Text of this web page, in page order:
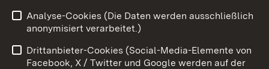
Impressum
Kontakt
Barrierefreiheit
Datenschutz
Analyse-Cookies (Die Daten werden ausschließlich
anonymisiert verarbeitet.)
Drittanbieter-Cookies (Social-Media-Elemente von
Facebook, X / Twitter und Google werden auf der